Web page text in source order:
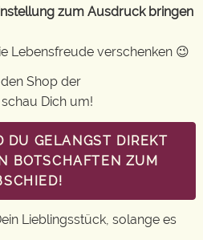
zum Ausdruck bringen
Lebensfreude verschenken 😉
Shop der
Dich um!
DU GELANGST DIREKT
BOTSCHAFTEN ZUM
Lieblingsstück, solange es